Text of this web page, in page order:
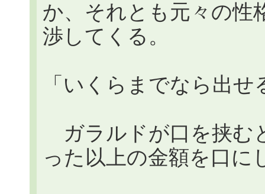
か、それとも元々の性
渉してくる。
「いくらまでなら出せ
ガラルドが口を挟む
った以上の金額を口に